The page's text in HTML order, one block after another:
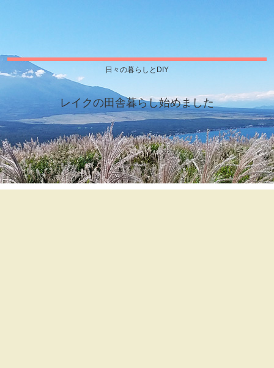
日々の暮らしとDIY
レイクの田舎暮らし始めました